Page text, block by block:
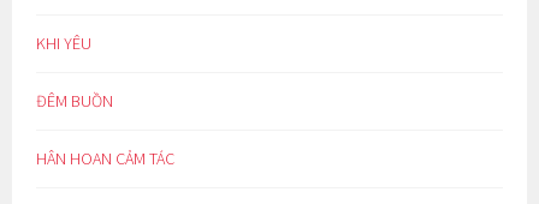
KHI YÊU
ĐÊM BUỒN
HÂN HOAN CẢM TÁC